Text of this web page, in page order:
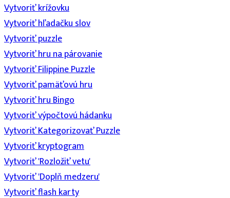
Vytvoriť krížovku
Vytvoriť hľadačku slov
Vytvoriť puzzle
Vytvoriť hru na párovanie
Vytvoriť Filippine Puzzle
Vytvoriť pamäťovú hru
Vytvoriť hru Bingo
Vytvoriť výpočtovú hádanku
Vytvoriť Kategorizovať Puzzle
Vytvoriť kryptogram
Vytvoriť 'Rozložiť vetu'
Vytvoriť 'Doplň medzeru'
Vytvoriť flash karty